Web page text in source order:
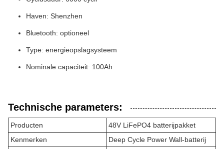
Haven: Shenzhen
Bluetooth: optioneel
Type: energieopslagsysteem
Nominale capaciteit: 100Ah
Technische parameters:
Producten
48V LiFePO4 batterijpakket
Kenmerken
Deep Cycle Power Wall-batterij